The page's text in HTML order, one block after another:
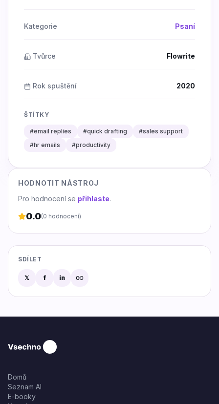
Kategorie Psaní
Tvůrce Flowrite
Rok spuštění 2020
ŠTÍTKY
#email replies #quick drafting #sales support
#hr emails #productivity
HODNOTIT NÁSTROJ
Pro hodnocení se přihlaste.
0.0(0 hodnocení)
SDÍLET
𝕏 f in
Domů
Seznam AI
E-booky